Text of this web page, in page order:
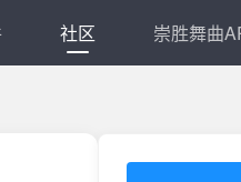
社区 崇胜舞曲